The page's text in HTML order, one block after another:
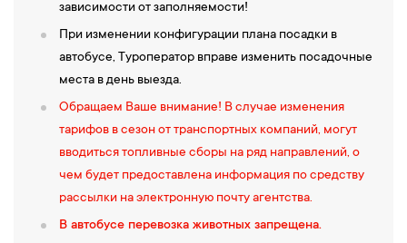
зависимости от заполняемости!
При изменении конфигурации плана посадки в
автобусе, Туроператор вправе изменить посадочные
места в день выезда.
Обращаем Ваше внимание! В случае изменения
тарифов в сезон от транспортных компаний, могут
вводиться топливные сборы на ряд направлений, о
чем будет предоставлена информация по средству
рассылки на электронную почту агентства.
В автобусе перевозка животных запрещена.